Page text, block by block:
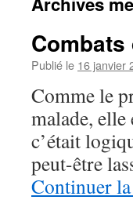
Publié le 16 janvier
Comme le
malade,
c’était
peut-être
Continuer